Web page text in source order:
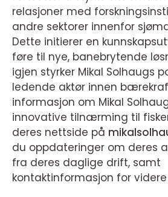
relasjoner med
andre sektorer innenfor
Dette initierer en
føre til nye, banebrytende
igjen styrker Mikal Solhaugs
ledende aktør innen
informasjon om Mikal
innovative tilnærming til
deres nettside på
du oppdateringer om deres
fra deres daglige drift, samt
kontaktinformasjon for